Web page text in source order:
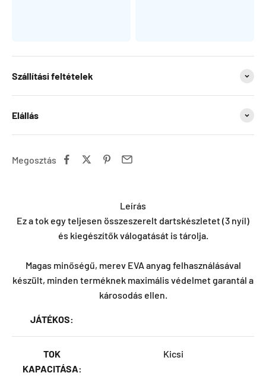
Szállítási feltételek
Elállás
Megosztás
Leírás
Ez a tok egy teljesen összeszerelt dartskészletet (3 nyíl)
és kiegészítők válogatását is tárolja.
Magas minőségű, merev EVA anyag felhasználásával
készült, minden terméknek maximális védelmet garantál a
károsodás ellen.
JÁTÉKOS:
TOK
KAPACITÁSA:
Kicsi